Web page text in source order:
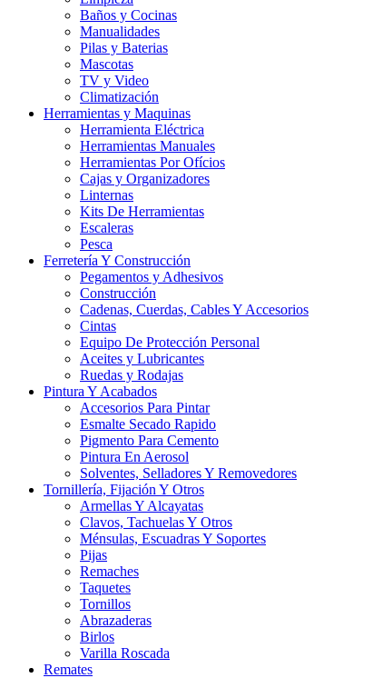
Baños y Cocinas
Manualidades
Pilas y Baterias
Mascotas
TV y Video
Climatización
Herramientas y Maquinas
Herramienta Eléctrica
Herramientas Manuales
Herramientas Por Ofícios
Cajas y Organizadores
Linternas
Kits De Herramientas
Escaleras
Pesca
Ferretería Y Construcción
Pegamentos y Adhesivos
Construcción
Cadenas, Cuerdas, Cables Y Accesorios
Cintas
Equipo De Protección Personal
Aceites y Lubricantes
Ruedas y Rodajas
Pintura Y Acabados
Accesorios Para Pintar
Esmalte Secado Rapido
Pigmento Para Cemento
Pintura En Aerosol
Solventes, Selladores Y Removedores
Tornillería, Fijación Y Otros
Armellas Y Alcayatas
Clavos, Tachuelas Y Otros
Ménsulas, Escuadras Y Soportes
Pijas
Remaches
Taquetes
Tornillos
Abrazaderas
Birlos
Varilla Roscada
Remates